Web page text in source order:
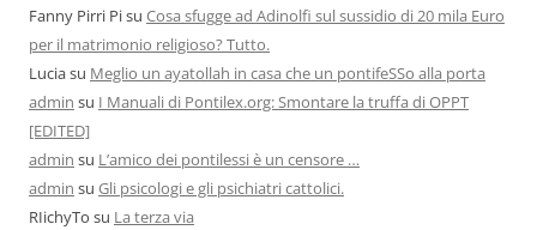
Fanny Pirri Pisu Cosa sfugge ad Adinolfi sul sussidio di 20 mila Euro
per il matrimonio religioso? Tutto.
Luciasu Meglio un ayatollah in casa che un pontifeSSo alla porta
admin su I Manuali di Pontilex.org: Smontare la truffa di OPPT
[EDITED]
admin su L’amico dei pontilessi è un censore …
admin su Gli psicologi e gli psichiatri cattolici.
RIichyTo su La terza via